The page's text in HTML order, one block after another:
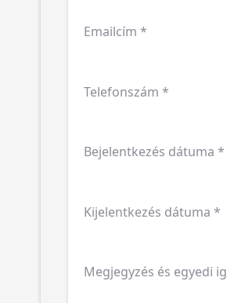
Emailcím *
Telefonszám *
Bejelentkezés dátuma *
Kijelentkezés dátuma *
Megjegyzés és egyedi